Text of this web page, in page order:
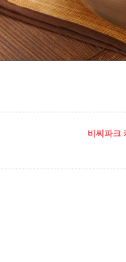
비씨파크